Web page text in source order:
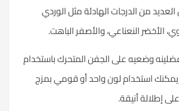
من الدرجات الهادئة مثل الوردي
الأخضر النعناعي، والأصفر الباهت.
وضعيه على الجفن المتحرك باستخدام
استخدام لون واحد أو قومي بمزج
إطلالة أنيقة.